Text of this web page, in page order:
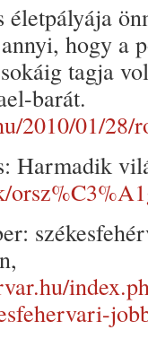
hogy a
tagja
barát.
2010/01/28/
Harmadik